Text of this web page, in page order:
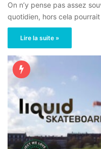
On n’y pense pas assez
quotidien, hors cela
Lire la suite »